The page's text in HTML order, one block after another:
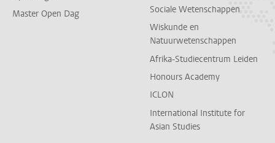
Master Open Dag
Sociale Wetenschappen
Wiskunde en
Natuurwetenschappen
Afrika-Studiecentrum Leiden
Honours Academy
ICLON
International Institute for
Asian Studies